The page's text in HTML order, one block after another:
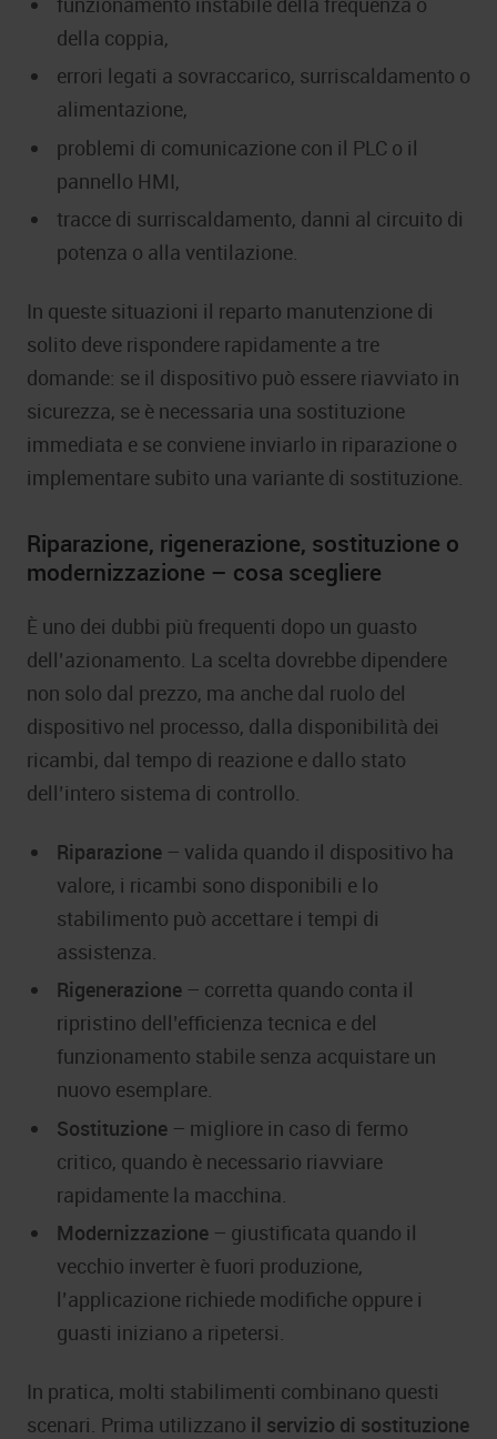
della coppia,
errori legati a sovraccarico, surriscaldamento o
alimentazione,
problemi di comunicazione con il PLC o il
pannello HMI,
tracce di surriscaldamento, danni al circuito di
potenza o alla ventilazione.
In queste situazioni il reparto manutenzione di
solito deve rispondere rapidamente a tre
domande: se il dispositivo può essere riavviato in
sicurezza, se è necessaria una sostituzione
immediata e se conviene inviarlo in riparazione o
implementare subito una variante di sostituzione.
Riparazione, rigenerazione, sostituzione o
modernizzazione – cosa scegliere
È uno dei dubbi più frequenti dopo un guasto
dell’azionamento. La scelta dovrebbe dipendere
non solo dal prezzo, ma anche dal ruolo del
dispositivo nel processo, dalla disponibilità dei
ricambi, dal tempo di reazione e dallo stato
dell’intero sistema di controllo.
Riparazione – valida quando il dispositivo ha
valore, i ricambi sono disponibili e lo
stabilimento può accettare i tempi di
assistenza.
Rigenerazione – corretta quando conta il
ripristino dell’efficienza tecnica e del
funzionamento stabile senza acquistare un
nuovo esemplare.
Sostituzione – migliore in caso di fermo
critico, quando è necessario riavviare
rapidamente la macchina.
Modernizzazione – giustificata quando il
vecchio inverter è fuori produzione,
l’applicazione richiede modifiche oppure i
guasti iniziano a ripetersi.
In pratica, molti stabilimenti combinano questi
scenari. Prima utilizzano il servizio di sostituzione